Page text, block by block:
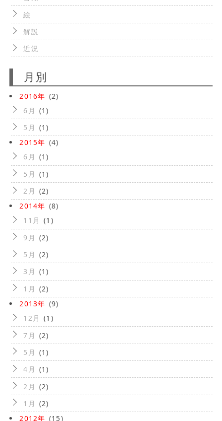
絵
解説
近況
月別
2016年 (2)
6月 (1)
5月 (1)
2015年 (4)
6月 (1)
5月 (1)
2月 (2)
2014年 (8)
11月 (1)
9月 (2)
5月 (2)
3月 (1)
1月 (2)
2013年 (9)
12月 (1)
7月 (2)
5月 (1)
4月 (1)
2月 (2)
1月 (2)
2012年 (15)